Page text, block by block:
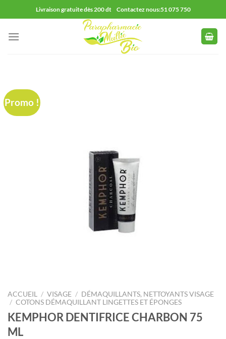
au
contenu
Livraison gratuite dès 200 dt Contactez nous:51 075 750
Promo !
ACCUEIL / VISAGE / DÉMAQUILLANTS, NETTOYANTS VISAGE
/ COTONS DÉMAQUILLANT LINGETTES ET ÉPONGES
KEMPHOR DENTIFRICE CHARBON 75
ML